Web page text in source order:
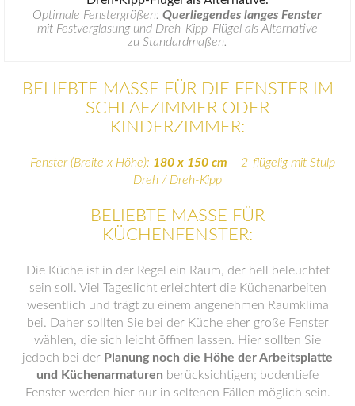
Optimale Fenstergrößen:Querliegendes langes Fenster
mit Festverglasung und Dreh-Kipp-Flügel als Alternative
zu Standardmaßen.
BELIEBTE MASSE FÜR DIE FENSTER IM S
CHLAFZIMMER ODER K
INDERZIMMER:
– Fenster (Breite x Höhe): 180 x 150 cm – 2-flügelig mit Stulp
Dreh / Dreh-Kipp
BELIEBTE MASSE FÜR K
ÜCHENFENSTER:
Die Küche ist in der Regel ein Raum, der hell beleuchtet
sein soll. Viel Tageslicht erleichtert die Küchenarbeiten
wesentlich und trägt zu einem angenehmen Raumklima
bei. Daher sollten Sie bei der Küche eher große Fenster
wählen, die sich leicht öffnen lassen. Hier sollten Sie
jedoch bei der Planung noch die Höhe der Arbeitsplatte
und Küchenarmaturen berücksichtigen; bodentiefe
Fenster werden hier nur in seltenen Fällen möglich sein.